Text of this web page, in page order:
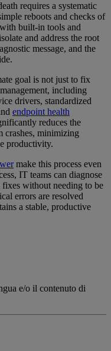
requires a systematic
reboots and checks of
built-in tools and
and address the root
message, and the
goal is not just to fix
including
drivers, standardized
endpoint health
reduces the
crashes, minimizing
productivity.
make this process even
IT teams can diagnose
without needing to be
errors are resolved
a stable, productive
e/o il contenuto di